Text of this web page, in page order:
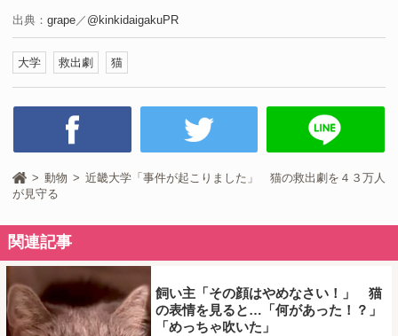
出典： grape／ @kinkidaigakuPR
大学 救出劇 猫
動物
近畿大学「事件が起こりました」 猫の救出劇を４３万人
が見守る
関連記事
飼い主「その顔はやめなさい！」 猫
の表情を見ると…「何があった！？」
「めっちゃ吹いた」